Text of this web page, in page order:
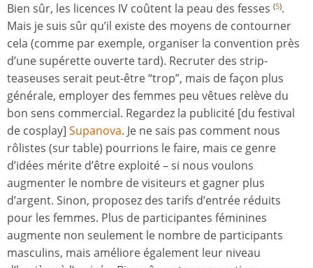
Bien sûr, les licences IV coûtent la peau des fesses (5).
Mais je suis sûr qu’il existe des moyens de contourner
cela (comme par exemple, organiser la convention près
d’une supérette ouverte tard). Recruter des strip-
teaseuses serait peut-être “trop”, mais de façon plus
générale, employer des femmes peu vêtues relève du
bon sens commercial. Regardez la publicité [du festival
de cosplay] Supanova. Je ne sais pas comment nous
rôlistes (sur table) pourrions le faire, mais ce genre
d’idées mérite d’être exploité – si nous voulons
augmenter le nombre de visiteurs et gagner plus
d’argent. Sinon, proposez des tarifs d’entrée réduits
pour les femmes. Plus de participantes féminines
augmente non seulement le nombre de participants
masculins, mais améliore également leur niveau